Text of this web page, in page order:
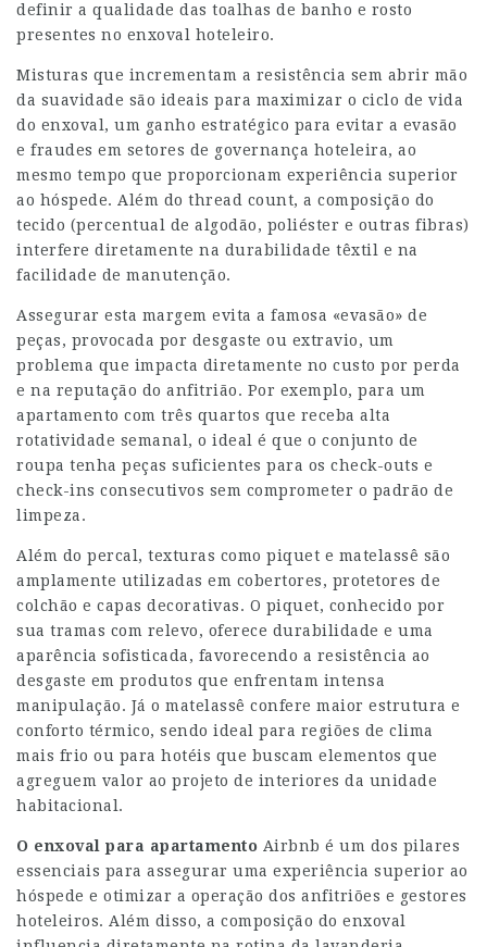
definir a qualidade das toalhas de banho e rosto
presentes no enxoval hoteleiro.
Misturas que incrementam a resistência sem abrir mão
da suavidade são ideais para maximizar o ciclo de vida
do enxoval, um ganho estratégico para evitar a evasão
e fraudes em setores de governança hoteleira, ao
mesmo tempo que proporcionam experiência superior
ao hóspede. Além do thread count, a composição do
tecido (percentual de algodão, poliéster e outras fibras)
interfere diretamente na durabilidade têxtil e na
facilidade de manutenção.
Assegurar esta margem evita a famosa «evasão» de
peças, provocada por desgaste ou extravio, um
problema que impacta diretamente no custo por perda
e na reputação do anfitrião. Por exemplo, para um
apartamento com três quartos que receba alta
rotatividade semanal, o ideal é que o conjunto de
roupa tenha peças suficientes para os check-outs e
check-ins consecutivos sem comprometer o padrão de
limpeza.
Além do percal, texturas como piquet e matelassê são
amplamente utilizadas em cobertores, protetores de
colchão e capas decorativas. O piquet, conhecido por
sua tramas com relevo, oferece durabilidade e uma
aparência sofisticada, favorecendo a resistência ao
desgaste em produtos que enfrentam intensa
manipulação. Já o matelassê confere maior estrutura e
conforto térmico, sendo ideal para regiões de clima
mais frio ou para hotéis que buscam elementos que
agreguem valor ao projeto de interiores da unidade
habitacional.
O enxoval para apartamento Airbnb é um dos pilares
essenciais para assegurar uma experiência superior ao
hóspede e otimizar a operação dos anfitriões e gestores
hoteleiros. Além disso, a composição do enxoval